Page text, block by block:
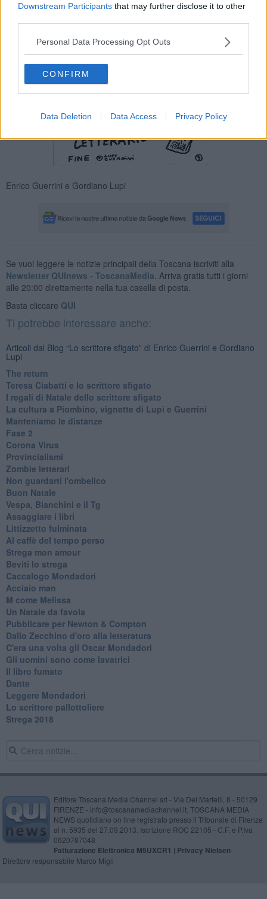
Downstream Participants that may further disclose it to other
Personal Data Processing Opt Outs
CONFIRM
Data Deletion Data Access Privacy Policy
Enrico Guerrini e Gordiano Lupi
Se vuoi leggere le notizie principali della Toscana iscriviti alla
Newsletter QUInews - ToscanaMedia. Arriva gratis tutti i giorni
alle 20:00 direttamente nella tua casella di posta.
Basta cliccare QUI
Ti potrebbe interessare anche:
Articoli dal Blog “Lo scrittore sfigato” di Enrico Guerrini e Gordiano
Lupi
The return
Teresa Ciabatti e lo scrittore sfigato
I regali di Natale dello scrittore sfigato
La cultura a Piombino, vignette di Lupi e Guerrini
Manteniamo le distanze
Fase 2
Corona Virus
Provincialismi
Zombie letterari
Non guardarti l'ombelico
Buon Natale
Vespa, Bianchini e il Tg
Assaggiare i libri
Littizzetto fulminata
Al caffè del tempo perso
Strega mon amour
Beviti lo strega
Caccalogo Mondadori
Acciaio man
M come Melissa
Un Natale da favola
Pubblicare per Newton & Compton
Dallo Zecchino d'oro alla letteratura
C'era una volta gli Oscar Mondadori
Gli uomini sono come lavatrici
Il libro fumato
Dante
Leggere Mondadori
Lo scrittore pallottoliere
Strega 2018
Editore Toscana Media Channel srl - Via Dei Martelli, 8 - 50129
FIRENZE - info@toscanamediachannel.it. TOSCANA MEDIA
NEWS quotidiano on line registrato presso il Tribunale di Firenze
al n. 5935 del 27.09.2013. Iscrizione ROC 22105 - C.F. e P.Iva
0620787048
Fatturazione Elettronica M5UXCR1 | Privacy Nielsen
Direttore responsabile Marco Migli